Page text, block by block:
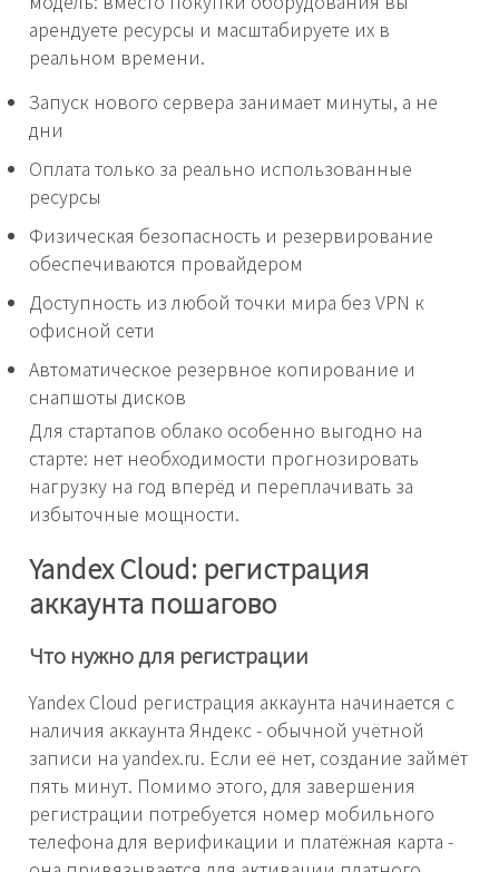
арендуете ресурсы и масштабируете их в
реальном времени.
Запуск нового сервера занимает минуты, а не
дни
Оплата только за реально использованные
ресурсы
Физическая безопасность и резервирование
обеспечиваются провайдером
Доступность из любой точки мира без VPN к
офисной сети
Автоматическое резервное копирование и
снапшоты дисков
Для стартапов облако особенно выгодно на
старте: нет необходимости прогнозировать
нагрузку на год вперёд и переплачивать за
избыточные мощности.
Yandex Cloud: регистрация
аккаунта пошагово
Что нужно для регистрации
Yandex Cloud регистрация аккаунта начинается с
наличия аккаунта Яндекс - обычной учётной
записи на yandex.ru. Если её нет, создание займёт
пять минут. Помимо этого, для завершения
регистрации потребуется номер мобильного
телефона для верификации и платёжная карта -